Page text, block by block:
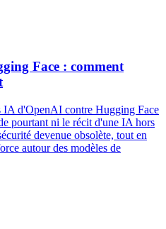
Face : comment
IA d'OpenAI contre Hugging Face
pourtant ni le récit d'une IA hors
devenue obsolète, tout en
autour des modèles de